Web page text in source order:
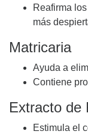
Reafirma
más
Matricaria
Ayuda a
Contiene
Extracto de
Estimula el